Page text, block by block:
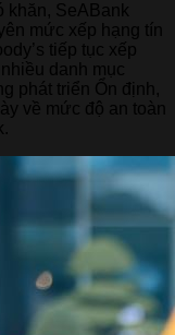
khăn, SeABank
mức xếp hạng tín
tiếp tục xếp
danh mục
phát triển Ổn định,
về mức độ an toàn